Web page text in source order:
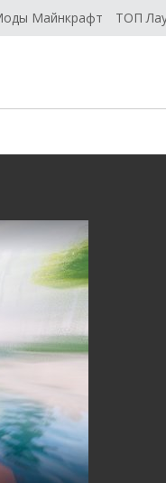
Майнкрафт ТОП